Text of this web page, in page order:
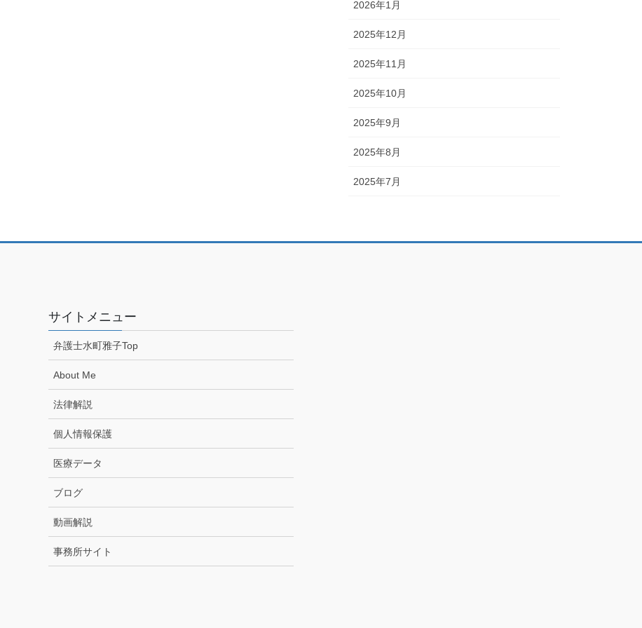
2026年1月
2025年12月
2025年11月
2025年10月
2025年9月
2025年8月
2025年7月
サイトメニュー
弁護士水町雅子Top
About Me
法律解説
個人情報保護
医療データ
ブログ
動画解説
事務所サイト